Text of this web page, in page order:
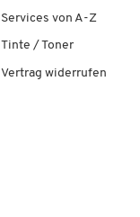
Services von A-Z
Tinte / Toner
Vertrag widerrufen